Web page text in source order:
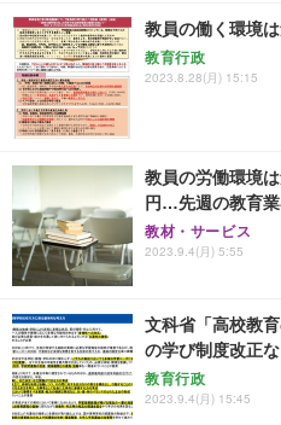
教員の働く環境
教育行政
2023.8.28(月) 15:15
教員の労働環境
円…先週の教育
教材・サービス
2023.9.4(月) 5:55
文科省「高校教
の学び制度改正
教育行政
2023.9.4(月) 15:45